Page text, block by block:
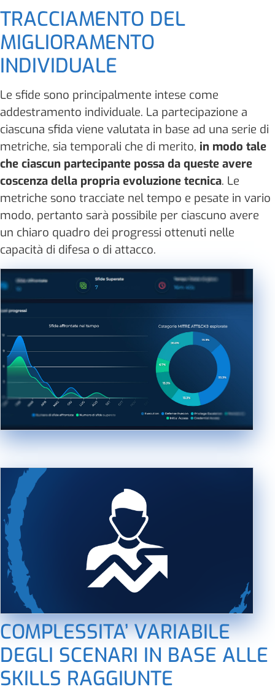
TRACCIAMENTO DEL
MIGLIORAMENTO
INDIVIDUALE
Le sfide sono principalmente intese come
addestramento individuale. La partecipazione a
ciascuna sfida viene valutata in base ad una serie di
metriche, sia temporali che di merito, in modo tale
che ciascun partecipante possa da queste avere
coscenza della propria evoluzione tecnica. Le
metriche sono tracciate nel tempo e pesate in vario
modo, pertanto sarà possibile per ciascuno avere
un chiaro quadro dei progressi ottenuti nelle
capacità di difesa o di attacco.
COMPLESSITA’ VARIABILE
DEGLI SCENARI IN BASE ALLE
SKILLS RAGGIUNTE